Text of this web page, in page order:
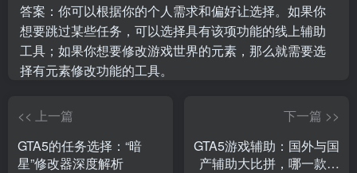
答案：你可以根据你的个人需求和偏好让选择。如果你
想要跳过某些任务，可以选择具有该项功能的线上辅助
工具；如果你想要修改游戏世界的元素，那么就需要选
择有元素修改功能的工具。
<< 上一篇
GTA5的任务选择：“暗
星”修改器深度解析
下一篇 >>
GTA5游戏辅助：国外与国
产辅助大比拼，哪一款才